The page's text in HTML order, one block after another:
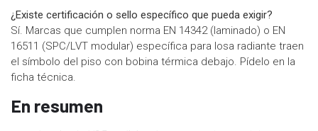
¿Existe certificación o sello específico que pueda exigir?
Sí. Marcas que cumplen norma EN 14342 (laminado) o EN
16511 (SPC/LVT modular) específica para losa radiante traen
el símbolo del piso con bobina térmica debajo. Pídelo en la
ficha técnica.
En resumen